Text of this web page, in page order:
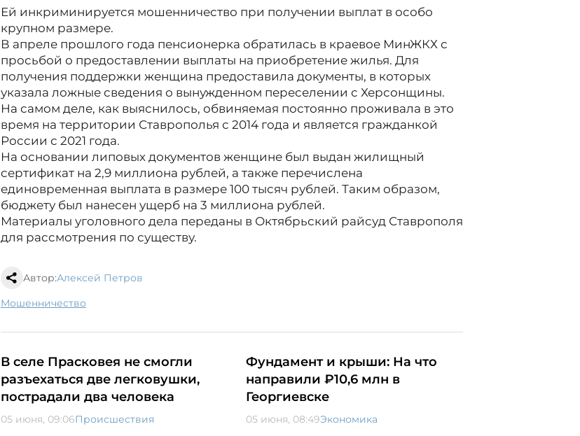
Ей инкриминируется мошенничество при получении выплат в особо
крупном размере.
В апреле прошлого года пенсионерка обратилась в краевое МинЖКХ с
просьбой о предоставлении выплаты на приобретение жилья. Для
получения поддержки женщина предоставила документы, в которых
указала ложные сведения о вынужденном переселении с Херсонщины.
На самом деле, как выяснилось, обвиняемая постоянно проживала в это
время на территории Ставрополья с 2014 года и является гражданкой
России с 2021 года.
На основании липовых документов женщине был выдан жилищный
сертификат на 2,9 миллиона рублей, а также перечислена
единовременная выплата в размере 100 тысяч рублей. Таким образом,
бюджету был нанесен ущерб на 3 миллиона рублей.
Материалы уголовного дела переданы в Октябрьский райсуд Ставрополя
для рассмотрения по существу.
Автор:Алексей Петров
мошенничество
В селе Прасковея не смогли
разъехаться две легковушки,
пострадали два человека
05 июня, 09:06Происшествия
Фундамент и крыши: На что
направили ₽10,6 млн в
Георгиевске
05 июня, 08:49Экономика